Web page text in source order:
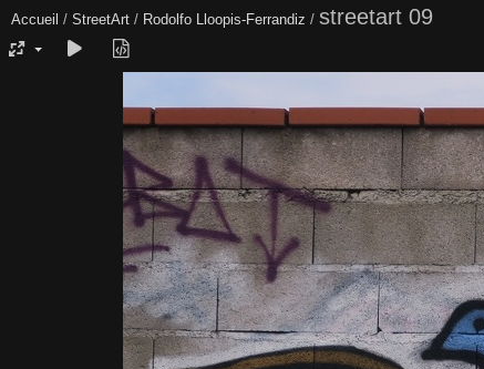
Accueil / StreetArt / Rodolfo Lloopis-Ferrandiz / streetart 09